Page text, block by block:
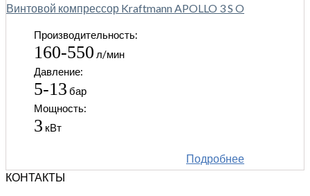
Винтовой компрессор Kraftmann APOLLO 3 S O
Производительность:
160-550 л/мин
Давление:
5-13 бар
Мощность:
3 кВт
Подробнее
КОНТАКТЫ